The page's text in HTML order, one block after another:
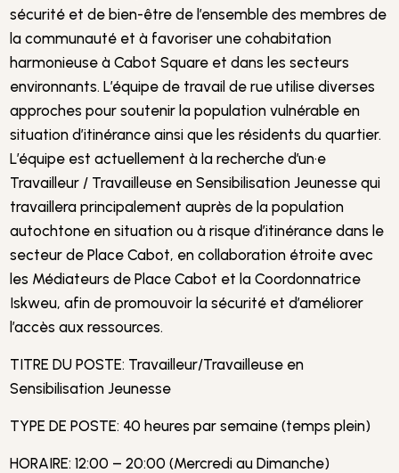
sécurité et de bien-être de l’ensemble des membres de
la communauté et à favoriser une cohabitation
harmonieuse à Cabot Square et dans les secteurs
environnants. L’équipe de travail de rue utilise diverses
approches pour soutenir la population vulnérable en
situation d’itinérance ainsi que les résidents du quartier.
L’équipe est actuellement à la recherche d’un·e
Travailleur / Travailleuse en Sensibilisation Jeunesse qui
travaillera principalement auprès de la population
autochtone en situation ou à risque d’itinérance dans le
secteur de Place Cabot, en collaboration étroite avec
les Médiateurs de Place Cabot et la Coordonnatrice
Iskweu, afin de promouvoir la sécurité et d’améliorer
l’accès aux ressources.
TITRE DU POSTE: Travailleur/Travailleuse en
Sensibilisation Jeunesse
TYPE DE POSTE: 40 heures par semaine (temps plein)
HORAIRE: 12:00 – 20:00 (Mercredi au Dimanche)